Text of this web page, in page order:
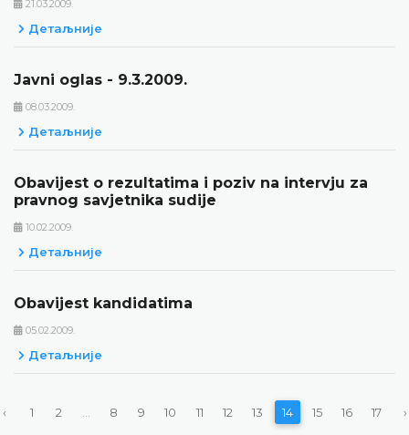
21.03.2009.
Детаљније
Javni oglas - 9.3.2009.
08.03.2009.
Детаљније
Obavijest o rezultatima i poziv na intervju za
pravnog savjetnika sudije
10.02.2009.
Детаљније
Obavijest kandidatima
05.02.2009.
Детаљније
‹ 1 2 8 9 10 11 12 13 14 15 16 17 ›